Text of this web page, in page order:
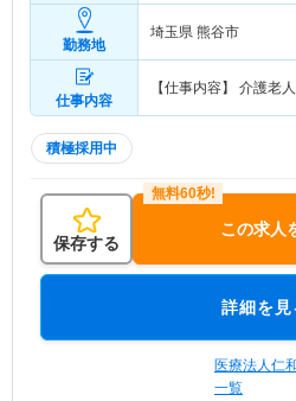
勤務地
埼玉県 熊谷市
仕事内容
【仕事内容】 介護老
積極採用中
保存する
この求人
詳細を見
医療法人仁
一覧